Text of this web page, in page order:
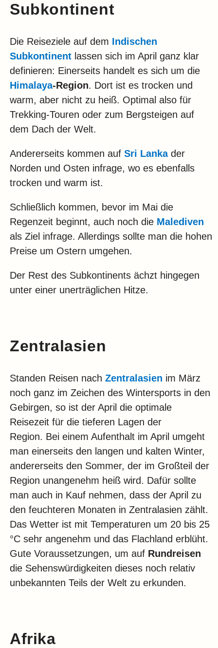
Subkontinent
Die Reiseziele auf dem Indischen
Subkontinent lassen sich im April ganz klar
definieren: Einerseits handelt es sich um die
Himalaya-Region. Dort ist es trocken und
warm, aber nicht zu heiß. Optimal also für
Trekking-Touren oder zum Bergsteigen auf
dem Dach der Welt.
Andererseits kommen auf Sri Lankader
Norden und Osten infrage, wo es ebenfalls
trocken und warm ist.
Schließlich kommen, bevor im Mai die
Regenzeit beginnt, auch noch die Malediven
als Ziel infrage. Allerdings sollte man die hohen
Preise um Ostern umgehen.
Der Rest des Subkontinents ächzt hingegen
unter einer unerträglichen Hitze.
Zentralasien
Standen Reisen nach Zentralasien im März
noch ganz im Zeichen des Wintersports in den
Gebirgen, so ist der April die optimale
Reisezeit für die tieferen Lagen der
Region. Bei einem Aufenthalt im April umgeht
man einerseits den langen und kalten Winter,
andererseits den Sommer, der im Großteil der
Region unangenehm heiß wird. Dafür sollte
man auch in Kauf nehmen, dass der April zu
den feuchteren Monaten in Zentralasien zählt.
Das Wetter ist mit Temperaturen um 20 bis 25
°C sehr angenehm und das Flachland erblüht.
Gute Voraussetzungen, um auf Rundreisen
die Sehenswürdigkeiten dieses noch relativ
unbekannten Teils der Welt zu erkunden.
Afrika